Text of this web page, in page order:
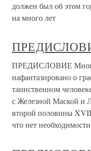
должен был об этом
на много лет
ПРЕДИСЛОВИЕ
нафантазировано о
таинственном
с Железной Маской и
второй половины
что нет